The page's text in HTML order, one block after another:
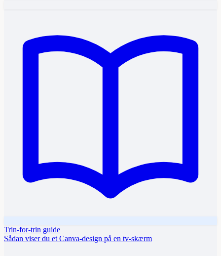
Trin-for-trin guide
Sådan viser du et Canva-design på en tv-skærm